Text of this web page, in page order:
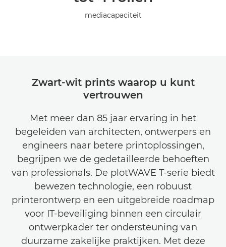
mediacapaciteit
Zwart-wit prints waarop u kunt
vertrouwen
Met meer dan 85 jaar ervaring in het
begeleiden van architecten, ontwerpers en
engineers naar betere printoplossingen,
begrijpen we de gedetailleerde behoeften
van professionals. De plotWAVE T-serie biedt
bewezen technologie, een robuust
printerontwerp en een uitgebreide roadmap
voor IT-beveiliging binnen een circulair
ontwerpkader ter ondersteuning van
duurzame zakelijke praktijken. Met deze